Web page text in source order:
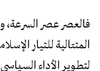
فالعصر عصر السرعة،
المتتالية للتيار
لتطوير الأداء